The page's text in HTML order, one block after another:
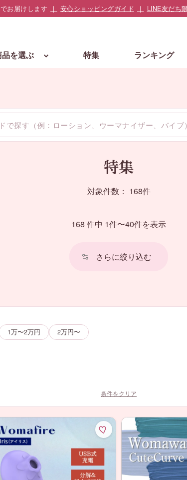
品を選ぶ 特集 ランキング
特集
対象件数： 168件
168 件中 1件〜40件を表示
さらに絞り込む
1万〜2万円 2万円〜
条件をクリア
お届けします 安心ショッピングガイド LINE友だち